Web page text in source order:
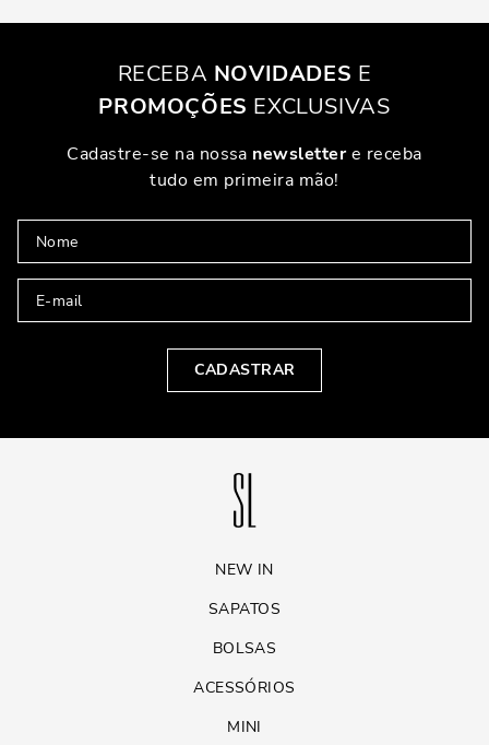
RECEBA NOVIDADES E
PROMOÇÕES EXCLUSIVAS
Cadastre-se na nossa newslettere receba
tudo em primeira mão!
CADASTRAR
NEW IN
SAPATOS
BOLSAS
ACESSÓRIOS
MINI